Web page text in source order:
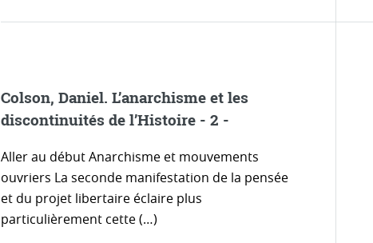
Colson, Daniel. L’anarchisme et les
discontinuités de l’Histoire - 2 -
Aller au début Anarchisme et mouvements
ouvriers La seconde manifestation de la pensée
et du projet libertaire éclaire plus
particulièrement cette (…)